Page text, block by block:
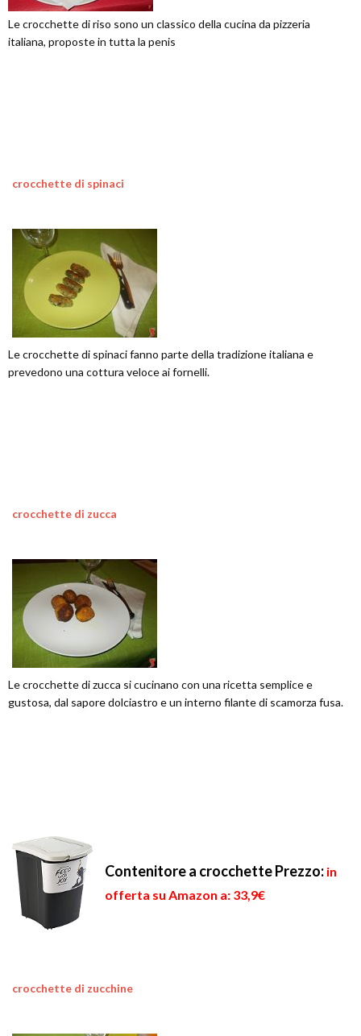
Le crocchette di riso sono un classico della cucina da pizzeria
italiana, proposte in tutta la penis
crocchette di spinaci
Le crocchette di spinaci fanno parte della tradizione italiana e
prevedono una cottura veloce ai fornelli.
crocchette di zucca
Le crocchette di zucca si cucinano con una ricetta semplice e
gustosa, dal sapore dolciastro e un interno filante di scamorza fusa.
Contenitore a crocchettePrezzo: in
offerta su Amazon a: 33,9€
crocchette di zucchine